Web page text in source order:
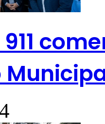
911